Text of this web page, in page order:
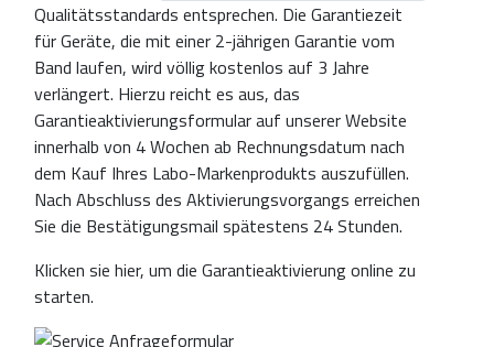
Qualitätsstandards entsprechen. Die Garantiezeit
für Geräte, die mit einer 2-jährigen Garantie vom
Band laufen, wird völlig kostenlos auf 3 Jahre
verlängert. Hierzu reicht es aus, das
Garantieaktivierungsformular auf unserer Website
innerhalb von 4 Wochen ab Rechnungsdatum nach
dem Kauf Ihres Labo-Markenprodukts auszufüllen.
Nach Abschluss des Aktivierungsvorgangs erreichen
Sie die Bestätigungsmail spätestens 24 Stunden.
Klicken sie hier, um die Garantieaktivierung online zu
starten.